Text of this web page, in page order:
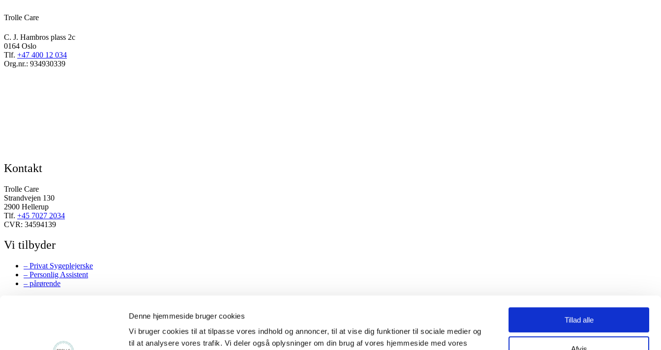
Denne hjemmeside bruger cookies
Vi bruger cookies til at tilpasse vores indhold og annoncer, til at vise dig funktioner til sociale medier og
til at analysere vores trafik. Vi deler også oplysninger om din brug af vores hjemmeside med vores
Tillad alle
Trolle Care
C. J. Hambros plass 2c
0164 Oslo
Tlf. +47 400 12 034
Org.nr.: 934930339
Kontakt
Trolle Care
Strandvejen 130
2900 Hellerup
Tlf. +45 7027 2034
CVR: 34594139
Vi tilbyder
– Privat Sygeplejerske
– Personlig Assistent
– pårørende